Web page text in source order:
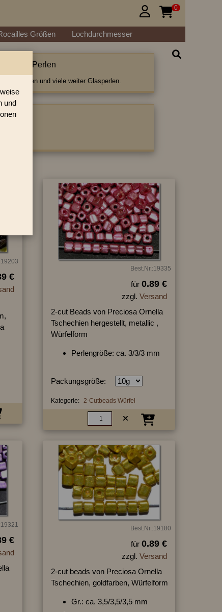
 0
Größen Lochdurchmesser
Würfel Perlen
Perlen und viele weiter Glasperlen.
€
Best.Nr.:19335
für 0.89 €
zzgl. Versand
2-cut Beads von Preciosa Ornella
Tschechien hergestellt, metallic ,
Würfelform
Perlengröße: ca. 3/3/3 mm
Packungsgröße:
Kategorie: 2-Cutbeads Würfel
€
Best.Nr.:19180
für 0.89 €
zzgl. Versand
2-cut beads von Preciosa Ornella
Tschechien, goldfarben, Würfelform
Gr.: ca. 3,5/3,5/3,5 mm
und